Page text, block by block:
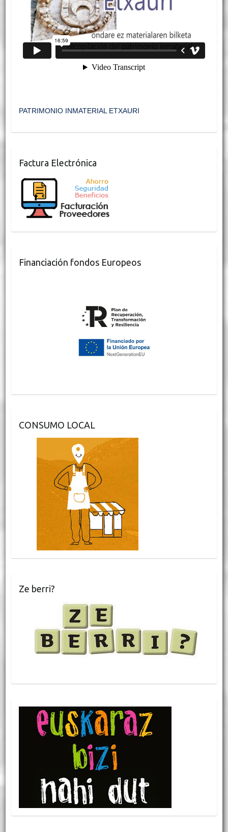
PATRIMONIO INMATERIAL ETXAURI
Factura Electrónica
Financiación fondos Europeos
CONSUMO LOCAL
Ze berri?